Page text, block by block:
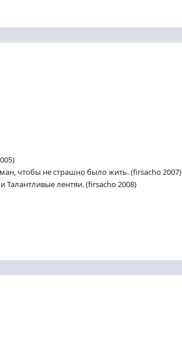
чтобы не страшно было жить. (firsacho 2007)
лентяи. (firsacho 2008)